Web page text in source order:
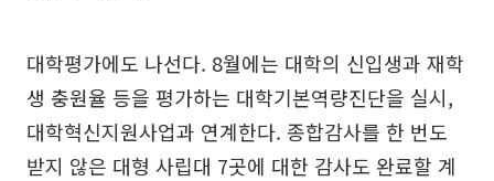
대학평가에도 나선다. 8월에는 대학의 신입생과 재학
생 충원율 등을 평가하는 대학기본역량진단을 실시,
대학혁신지원사업과 연계한다. 종합감사를 한 번도
받지 않은 대형 사립대 7곳에 대한 감사도 완료할 계